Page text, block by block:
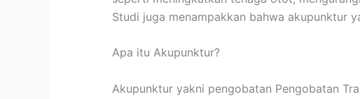
Studi juga menampakkan bahwa akupunktur
Apa itu Akupunktur?
Akupunktur yakni pengobatan Pengobatan